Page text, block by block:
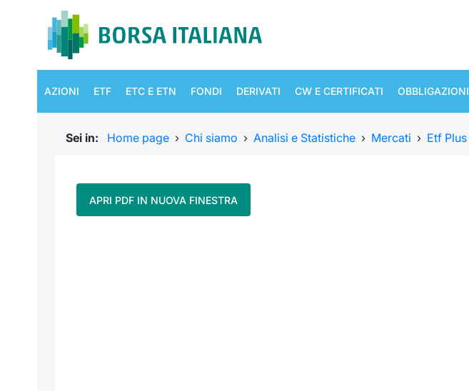
AZIONI ETF ETC E ETN FONDI DERIVATI CW E CERTIFICATI OBBLIGAZIONI
Sei in: Home page › Chi siamo › Analisi e Statistiche › Mercati › Etf Plus
APRI PDF IN NUOVA FINESTRA